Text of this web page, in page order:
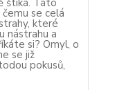
štika. Tato
se celá
které
nástrahu a
si? Omyl, o
se již
pokusů,